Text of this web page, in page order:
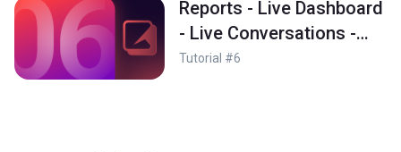
Reports - Live Dashboard
- Live Conversations -
Reportes en Voximplant
Tutorial #6